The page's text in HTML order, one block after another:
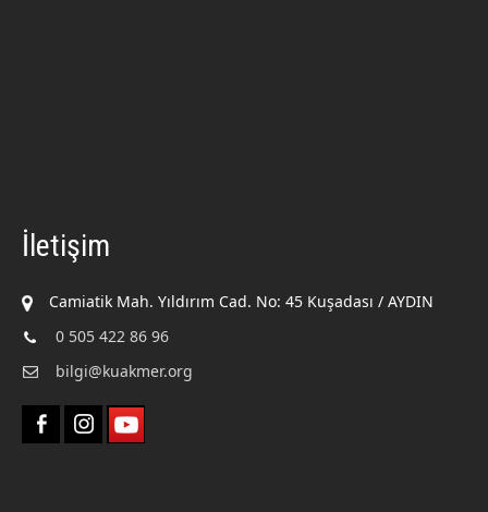
İletişim
Camiatik Mah. Yıldırım Cad. No: 45 Kuşadası / AYDIN
0 505 422 86 96
bilgi@kuakmer.org